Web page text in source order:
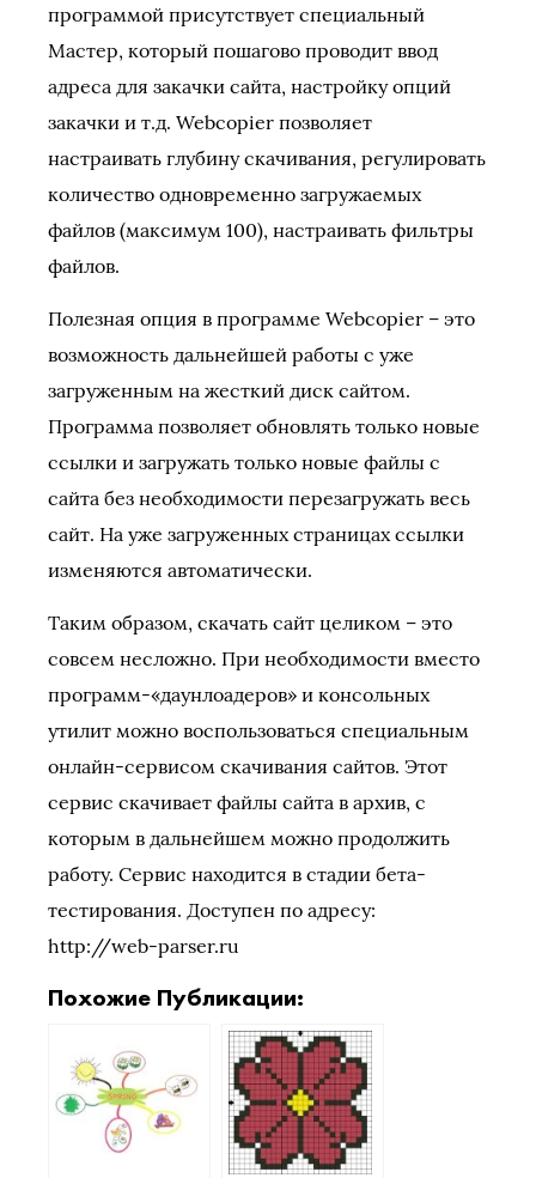
программой присутствует специальный
Мастер, который пошагово проводит ввод
адреса для закачки сайта, настройку опций
закачки и т.д. Webcopier позволяет
настраивать глубину скачивания, регулировать
количество одновременно загружаемых
файлов (максимум 100), настраивать фильтры
файлов.
Полезная опция в программе Webcopier – это
возможность дальнейшей работы с уже
загруженным на жесткий диск сайтом.
Программа позволяет обновлять только новые
ссылки и загружать только новые файлы с
сайта без необходимости перезагружать весь
сайт. На уже загруженных страницах ссылки
изменяются автоматически.
Таким образом, скачать сайт целиком – это
совсем несложно. При необходимости вместо
программ-«даунлоадеров» и консольных
утилит можно воспользоваться специальным
онлайн-сервисом скачивания сайтов. Этот
сервис скачивает файлы сайта в архив, с
которым в дальнейшем можно продолжить
работу. Сервис находится в стадии бета-
тестирования. Доступен по адресу:
http://web-parser.ru
Похожие Публикации: